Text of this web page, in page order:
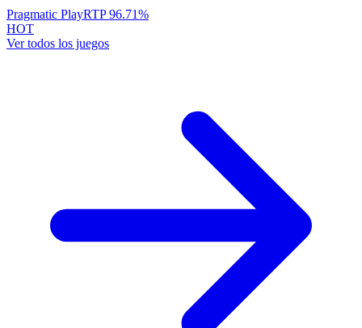
Pragmatic PlayRTP96.71%
HOT
Ver todos los juegos